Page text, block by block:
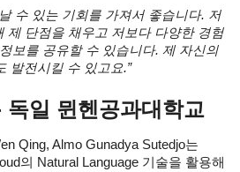
수 있는 기회를 가져서 좋습니다. 저
제 단점을 채우고 저보다 다양한 경험
보를 공유할 수 있습니다. 제 자신의
발전시킬 수 있고요.”
일 뮌헨공과대학교
Qing, Almo Gunadya Sutedjo는
의 Natural Language 기술을 활용해